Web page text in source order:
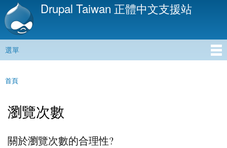
移
內
Drupal Taiwan 正體中文支援站
主選單
選單
您在這裡
首頁
瀏覽次數
關於瀏覽次數的合理性?